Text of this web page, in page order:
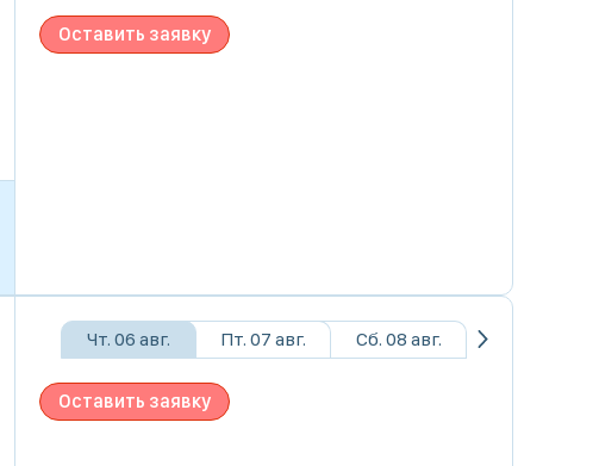
Оставить заявку
Чт. 06 авг. Пт. 07 авг. Сб. 08 авг.
Оставить заявку